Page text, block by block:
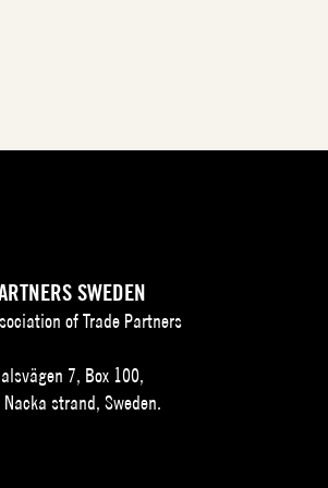
SWEDEN
of Trade Partners
7, Box 100,
strand, Sweden.